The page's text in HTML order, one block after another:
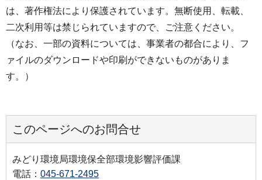
は、著作権法により保護されています。無断使用、転載、
二次利用等は禁じられていますので、ご注意ください。
（なお、一部の資料については、事業者の都合により、フ
ァイルのダウンロードや印刷ができないものがありま
す。）
このページへのお問合せ
みどり環境局環境保全部環境影響評価課
電話： 045-671-2495